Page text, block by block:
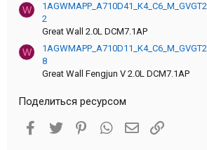
W
2
Great Wall 2.0L DCM7.1AP
W
8
Great Wall Fengjun V 2.0L DCM7.1AP
Поделиться ресурсом
Facebook
Twitter PinterestWhatsAppЭлектронная
Ссылка